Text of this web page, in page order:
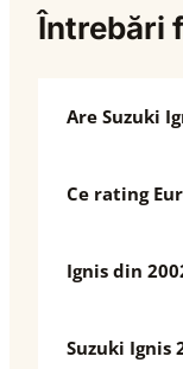
Întrebări
Are Suzuki
Ce rating
Ignis din
Suzuki Ignis